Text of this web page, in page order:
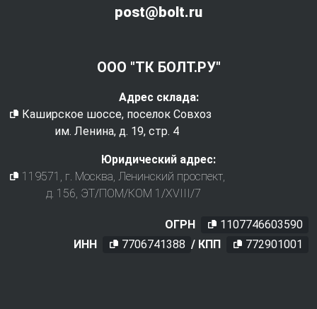
post@bolt.ru
ООО "ТК БОЛТ.РУ"
Адрес склада:
Каширское шоссе, поселок Совхоз
им. Ленина, д. 19, стр. 4
Юридический адрес:
119571 , г. Москва, Ленинский проспект,
д. 156, ЭТ/ПОМ/КОМ 1/XVIII/7
ОГРН
1107746603590
ИНН
7706741388 / КПП 772901001